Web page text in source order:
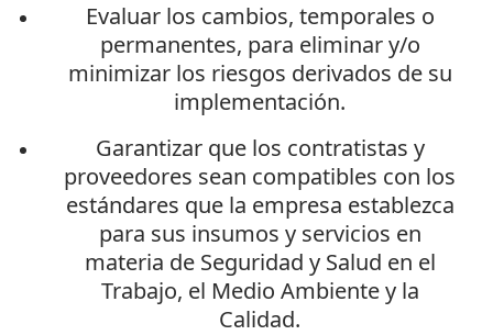
Evaluar los cambios, temporales o
permanentes, para eliminar y/o
minimizar los riesgos derivados de su
implementación.
Garantizar que los contratistas y
proveedores sean compatibles con los
estándares que la empresa establezca
para sus insumos y servicios en
materia de Seguridad y Salud en el
Trabajo, el Medio Ambiente y la
Calidad.